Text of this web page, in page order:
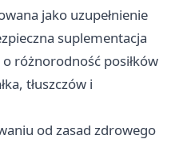
jako uzupełnienie
suplementacja
różnorodność posiłków
tłuszczów i
od zasad zdrowego